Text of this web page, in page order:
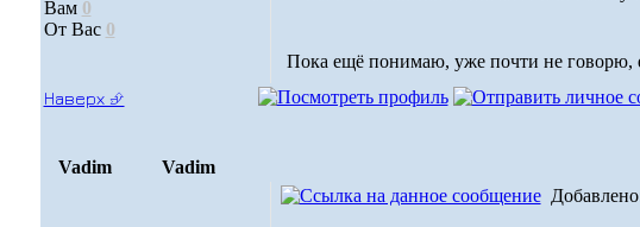
Вам 0
От Вас 0
Пока ещё понимаю, уже почти не говорю,
Наверх ⮵
Vadim Vadim